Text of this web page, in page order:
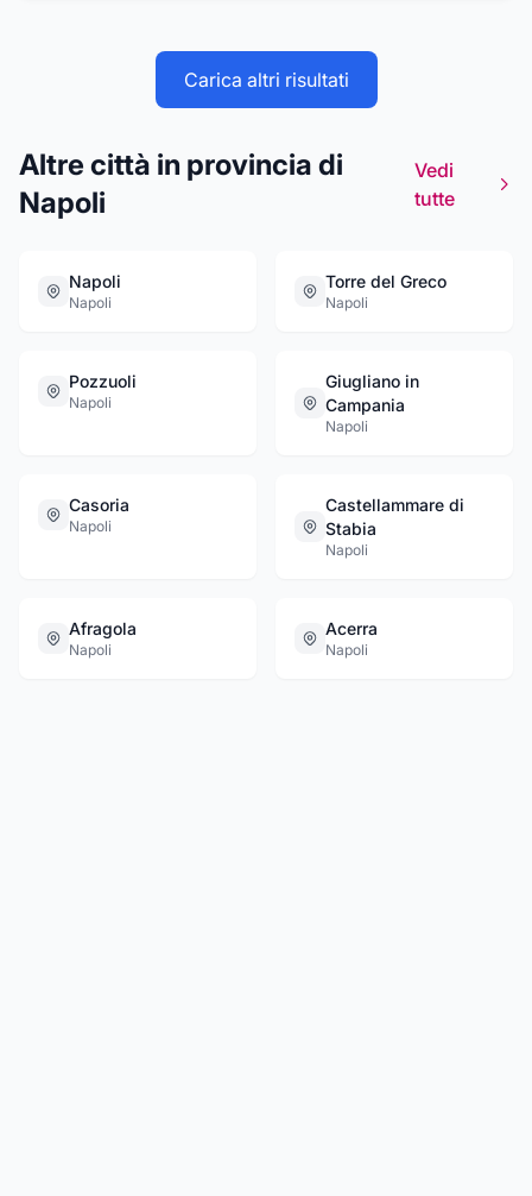
dell’anno, 24 ore su 24. Rivolgetevi con
fiducia alla nostra professionalità; troverete
competenza e tanta cortesia!!
Carica altri risultati
Altre città in provincia di
Napoli
Vedi
tutte
Napoli
Napoli
Torre del Greco
Napoli
Pozzuoli
Napoli
Giugliano in
Campania
Napoli
Casoria
Napoli
Castellammare di
Stabia
Napoli
Afragola
Napoli
Acerra
Napoli